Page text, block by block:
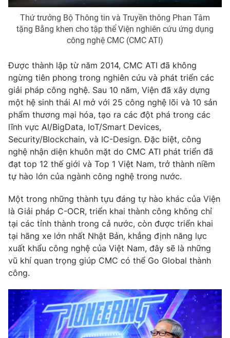
Liên hệ quảng cáo: 024-7300.7108
® Cấm sao chép dưới mọi hình thức nếu không có sự chấp
thuận bằng văn bản. Ghi rõ nguồn VTV.vn khi phát hành lại
thông tin từ website này.
Thứ trưởng Bộ Thông tin và Truyền thông Phan Tâm
tặng Bằng khen cho tập thể Viện nghiên cứu ứng dụng
công nghệ CMC (CMC ATI)
Được thành lập từ năm 2014, CMC ATI đã không
ngừng tiên phong trong nghiên cứu và phát triển các
giải pháp công nghệ. Sau 10 năm, Viện đã xây dựng
một hệ sinh thái AI mở với 25 công nghệ lõi và 10 sản
phẩm thương mại hóa, tạo ra các đột phá trong các
lĩnh vực AI/BigData, IoT/Smart Devices,
Security/Blockchain, và IC-Design. Đặc biệt, công
nghệ nhận diện khuôn mặt do CMC ATI phát triển đã
đạt top 12 thế giới và Top 1 Việt Nam, trở thành niềm
tự hào lớn của ngành công nghệ trong nước.
Một trong những thành tựu đáng tự hào khác của Viện
là Giải pháp C-OCR, triển khai thành công không chỉ
tại các tỉnh thành trong cả nước, còn được triển khai
tại hãng xe lớn nhất Nhật Bản, khẳng định năng lực
xuất khẩu công nghệ của Việt Nam, đây sẽ là những
vũ khí quan trọng giúp CMC có thể Go Global thành
công.